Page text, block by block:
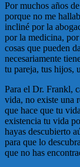
Por muchos años
porque no me
incliné por la
por la medicina,
cosas que pueden
necesariamente
tu pareja, tus hijos,
Para el Dr. Frankl,
vida, no existe una
que hace que tu
existencia tu vida
hayas descubierto
para que lo
que no has